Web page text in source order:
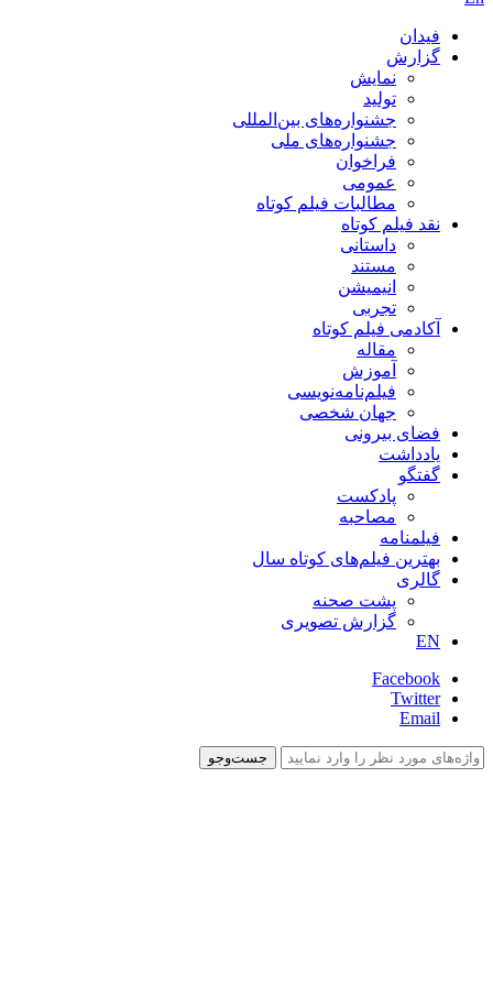
فیدان
گزارش
نمایش
تولید
‌‌جشنواره‌های بین‌المللی
جشنواره‌های ملی
فراخوان
عمومی
مطالبات فیلم کوتاه
نقد فیلم کوتاه
داستانی
مستند
انیمیشن
تجربی
آکادمی فیلم کوتاه
مقاله
آموزش
فیلم‌نامه‌نویسی
جهان شخصی
فضای بیرونی
یادداشت
گفتگو
پادکست
مصاحبه
فیلمنامه
بهترین فیلم‌های کوتاه سال
گالری
پشت صحنه
گزارش تصویری
EN
Facebook
Twitter
Email